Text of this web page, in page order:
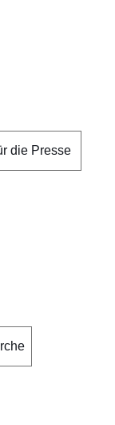
die Presse